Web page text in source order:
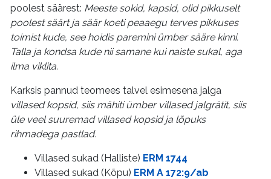
poolest säärest: Meeste sokid, kapsid, olid pikkuselt
poolest säärt ja säär koeti peaaegu terves pikkuses
toimist kude, see hoidis paremini ümber sääre kinni.
Talla ja kondsa kude nii samane kui naiste sukal, aga
ilma viklita.
Karksis pannud teomees talvel esimesena jalga
villased kopsid, siis mähiti ümber villased jalgrätit, siis
üle veel suuremad villased kopsid ja lõpuks
rihmadega pastlad.
Villased sukad (Halliste) ERM 1744
Villased sukad (Kõpu) ERM A 172:9/ab